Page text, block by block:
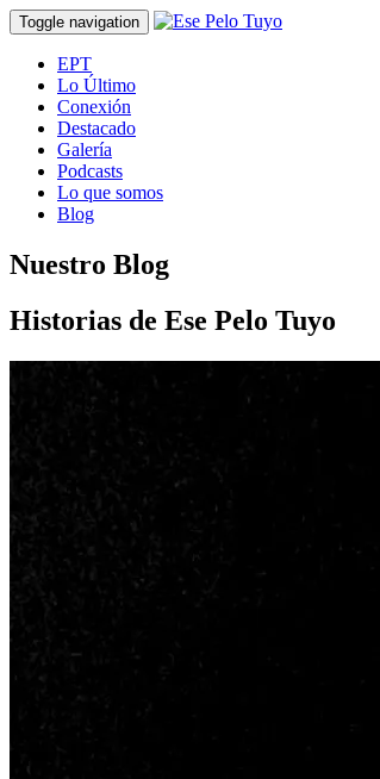
Toggle navigation
EPT
Lo Último
Conexión
Destacado
Galería
Podcasts
Lo que somos
Blog
Nuestro Blog
Historias de Ese Pelo Tuyo